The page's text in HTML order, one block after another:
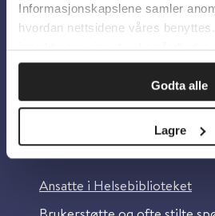
Informasjonskapslene samler
hvordan nettsidene våres
innsikt som gjør at vi kan forbedre
Godta alle
Lagre
Tilgjengelighetserklæring
Information in English
Ansatte i Helsebiblioteket